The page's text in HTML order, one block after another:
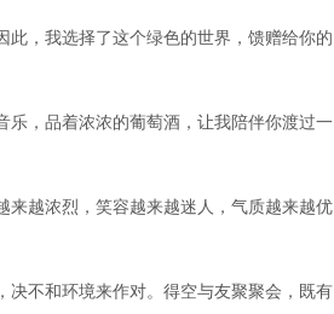
，我选择了这个绿色的世界，馈赠给你的
乐，品着浓浓的葡萄酒，让我陪伴你渡过一
来越浓烈，笑容越来越迷人，气质越来越优
决不和环境来作对。得空与友聚聚会，既有